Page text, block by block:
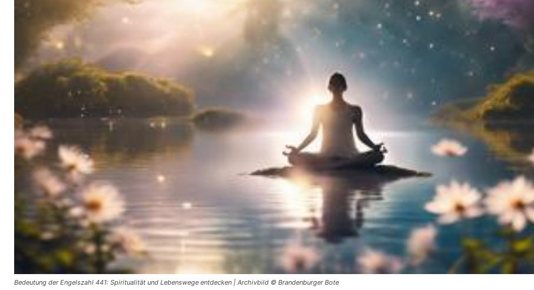
Bedeutung der Engelszahl 441: Spiritualität und Lebenswege entdecken | Archivbild © Brandenburger Bote